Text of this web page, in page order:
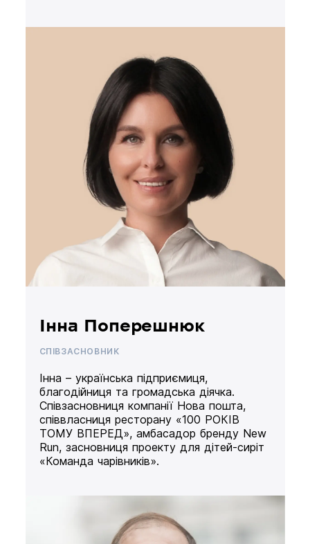
Інна Поперешнюк
СПІВЗАСНОВНИК
Інна – українська підприємиця,
благодійниця та громадська діячка.
Співзасновниця компанії Нова пошта,
співвласниця ресторану «100 РОКІВ
ТОМУ ВПЕРЕД», амбасадор бренду New
Run, засновниця проекту для дітей-сиріт
«Команда чарівників».